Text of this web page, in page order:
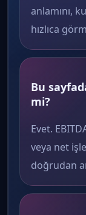
anlamını,
hızlıca
Bu
mi?
Evet.
veya net
doğrudan